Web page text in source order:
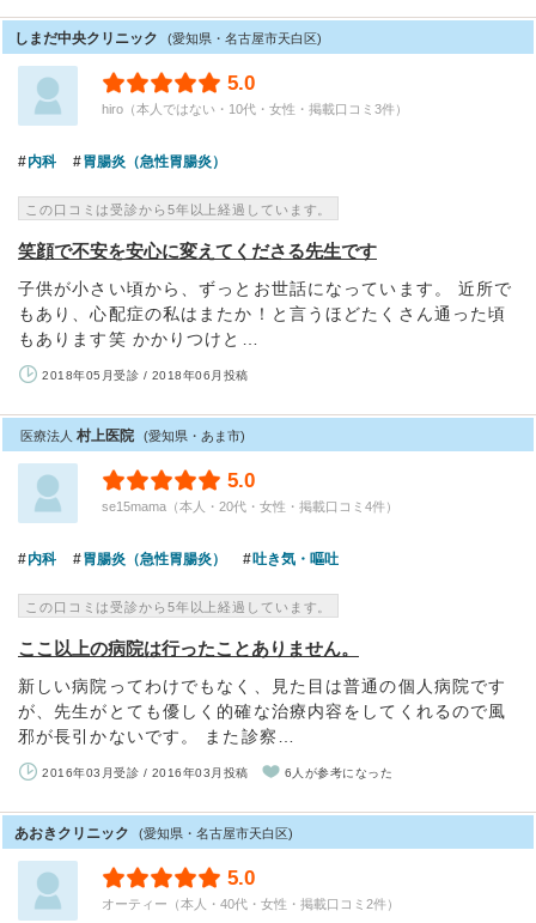
しまだ中央クリニック (愛知県・名古屋市天白区)
5.0
hiro（本人ではない・10代・女性・掲載口コミ3件）
内科 胃腸炎（急性胃腸炎）
この口コミは受診から5年以上経過しています。
笑顔で不安を安心に変えてくださる先生です
子供が小さい頃から、ずっとお世話になっています。 近所で
もあり、心配症の私はまたか！と言うほどたくさん通った頃
もあります笑 かかりつけと…
2018年05月受診 / 2018年06月投稿
医療法人 村上医院 (愛知県・あま市)
5.0
se15mama（本人・20代・女性・掲載口コミ4件）
内科 胃腸炎（急性胃腸炎） 吐き気・嘔吐
この口コミは受診から5年以上経過しています。
ここ以上の病院は行ったことありません。
新しい病院ってわけでもなく、見た目は普通の個人病院です
が、先生がとても優しく的確な治療内容をしてくれるので風
邪が長引かないです。 また診察…
2016年03月受診 / 2016年03月投稿 6人が参考になった
あおきクリニック (愛知県・名古屋市天白区)
5.0
オーティー（本人・40代・女性・掲載口コミ2件）